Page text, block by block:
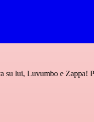
su lui, Luvumbo e Zappa!